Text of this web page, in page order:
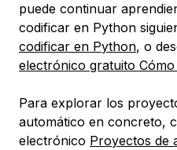
puede continuar
codificar en Python
codificar en Python, o
electrónico gratuito
Para explorar los
automático en concreto,
electrónico Proyectos de